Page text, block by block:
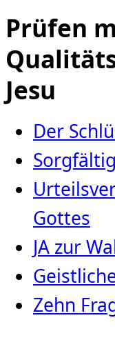
Prüfen
Jesu
Der
Gottes
JA zur
Zehn